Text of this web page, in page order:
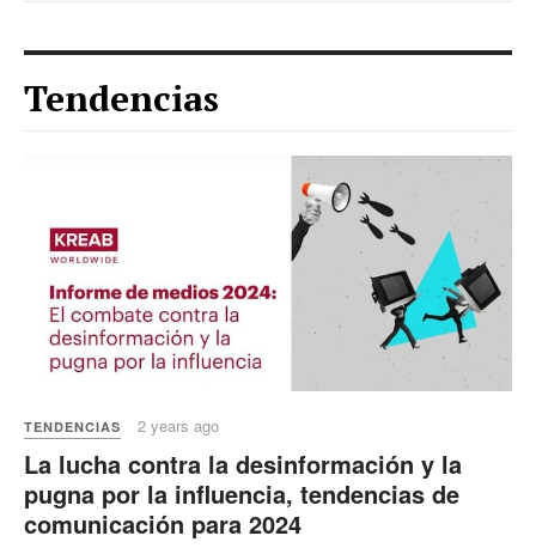
Tendencias
TENDENCIAS 2 years ago
La lucha contra la desinformación y la
pugna por la influencia, tendencias de
comunicación para 2024